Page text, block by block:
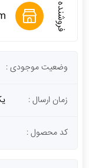
فروشنده
وضعیت موجودی :
زمان ارسال :
کد محصول :